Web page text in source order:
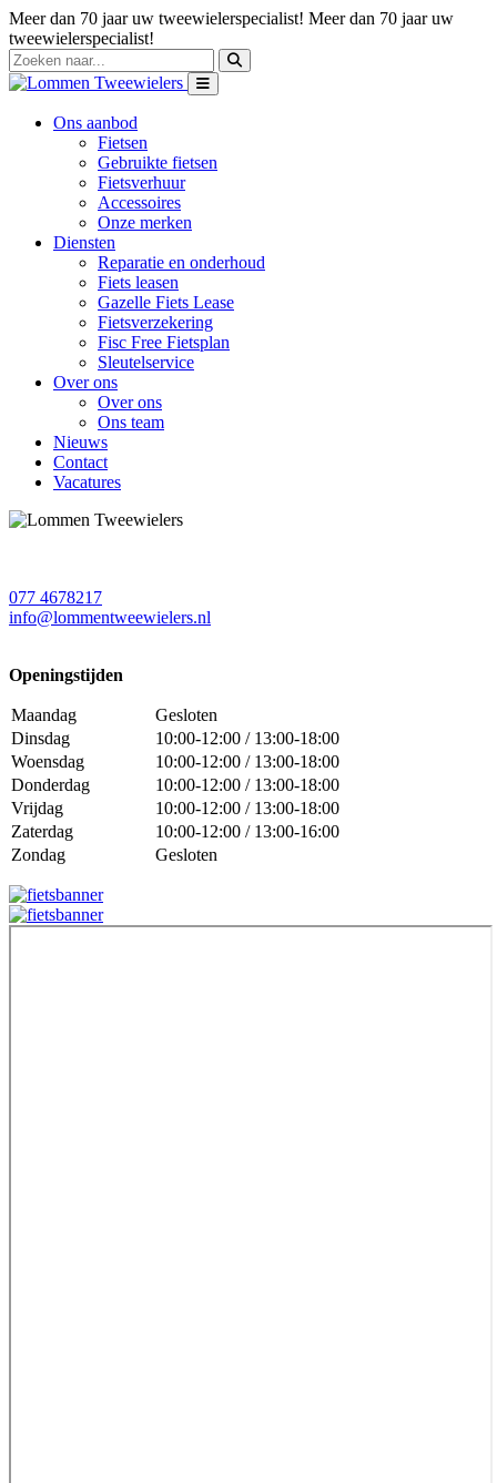
Meer dan 70 jaar uw tweewielerspecialist! Meer dan 70 jaar uw
tweewielerspecialist!
Ons aanbod
Fietsen
Gebruikte fietsen
Fietsverhuur
Accessoires
Onze merken
Diensten
Reparatie en onderhoud
Fiets leasen
Gazelle Fiets Lease
Fietsverzekering
Fisc Free Fietsplan
Sleutelservice
Over ons
Over ons
Ons team
Nieuws
Contact
Vacatures
077 4678217
info@lommentweewielers.nl
Openingstijden
Maandag
Gesloten
Dinsdag
10:00-12:00 / 13:00-18:00
Woensdag
10:00-12:00 / 13:00-18:00
Donderdag
10:00-12:00 / 13:00-18:00
Vrijdag
10:00-12:00 / 13:00-18:00
Zaterdag
10:00-12:00 / 13:00-16:00
Zondag
Gesloten